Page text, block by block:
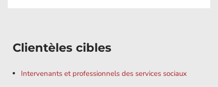
Clientèles cibles
Intervenants et professionnels des services sociaux